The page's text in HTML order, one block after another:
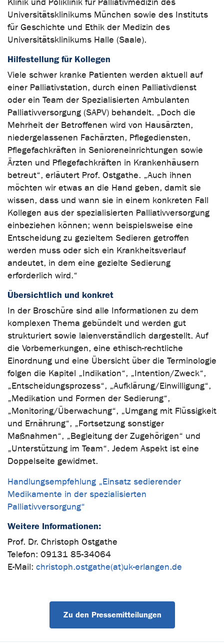
Klinik und Poliklinik für Palliativmedizin des
Universitätsklinikums München sowie des Instituts
für Geschichte und Ethik der Medizin des
Universitätsklinikums Halle (Saale).
Hilfestellung für Kollegen
Viele schwer kranke Patienten werden aktuell auf
einer Palliativstation, durch einen Palliativdienst
oder ein Team der Spezialisierten Ambulanten
Palliativversorgung (SAPV) behandelt. „Doch die
Mehrheit der Betroffenen wird von Hausärzten,
niedergelassenen Fachärzten, Pflegediensten,
Pflegefachkräften in Senioreneinrichtungen sowie
Ärzten und Pflegefachkräften in Krankenhäusern
betreut“, erläutert Prof. Ostgathe. „Auch ihnen
möchten wir etwas an die Hand geben, damit sie
wissen, dass und wann sie in einem konkreten Fall
Kollegen aus der spezialisierten Palliativversorgung
einbeziehen können; wenn beispielsweise eine
Entscheidung zu gezieltem Sedieren getroffen
werden muss oder sich ein Krankheitsverlauf
andeutet, in dem eine gezielte Sedierung
erforderlich wird.“
Übersichtlich und konkret
In der Broschüre sind alle Informationen zu dem
komplexen Thema gebündelt und werden gut
strukturiert sowie laienverständlich dargestellt. Auf
die Vorbemerkungen, eine ethisch-rechtliche
Einordnung und eine Übersicht über die Terminologie
folgen die Kapitel „Indikation“, „Intention/Zweck“,
„Entscheidungsprozess“, „Aufklärung/Einwilligung“,
„Medikation und Formen der Sedierung“,
„Monitoring/Überwachung“, „Umgang mit Flüssigkeit
und Ernährung“, „Fortsetzung sonstiger
Maßnahmen“, „Begleitung der Zugehörigen“ und
„Unterstützung im Team“. Jedem Aspekt ist eine
Doppelseite gewidmet.
Handlungsempfehlung „Einsatz sedierender
Medikamente in der spezialisierten
Palliativversorgung“
Weitere Informationen:
Prof. Dr. Christoph Ostgathe
Telefon: 09131 85-34064
E-Mail: christoph.ostgathe(at)uk-erlangen.de
Zu den Pressemitteilungen